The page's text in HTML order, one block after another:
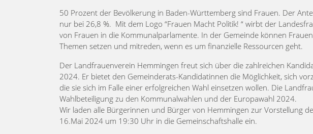
50 Prozent der Bevölkerung in Baden-Württemberg sind Frauen. Der
nur bei 26,8 %. Mit dem Logo “Frauen Macht Politik! “ wirbt der
von Frauen in die Kommunalparlamente. In der Gemeinde können
Themen setzen und mitreden, wenn es um finanzielle Ressourcen geht.
Der Landfrauenverein Hemmingen freut sich über die zahlreichen
2024. Er bietet den Gemeinderats-Kandidatinnen die Möglichkeit, sich
die sie sich im Falle einer erfolgreichen Wahl einsetzen wollen. Die
Wahlbeteiligung zu den Kommunalwahlen und der Europawahl 2024.
Wir laden alle Bürgerinnen und Bürger von Hemmingen zur Vorstellung
16.Mai 2024 um 19:30 Uhr in die Gemeinschaftshalle ein.